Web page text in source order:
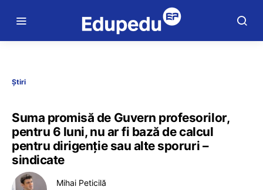
Știri
Suma promisă de Guvern profesorilor,
pentru 6 luni, nu ar fi bază de calcul
pentru dirigenție sau alte sporuri –
sindicate
Mihai Peticilă